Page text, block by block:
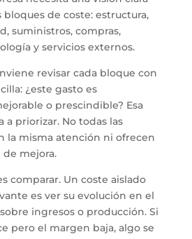
de coste: estructura,
suministros, compras,
y servicios externos.
revisar cada bloque con
¿este gasto es
o prescindible? Esa
a priorizar. No todas las
la misma atención ni ofrecen
mejora.
comparar. Un coste aislado
es ver su evolución en el
ingresos o producción. Si
pero el margen baja, algo se